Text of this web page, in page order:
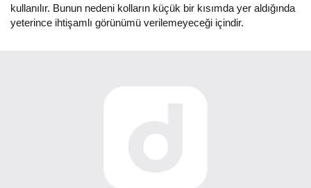
kullanılır. Bunun nedeni kolların küçük bir kısımda yer aldığında
yeterince ihtişamlı görünümü verilemeyeceği içindir.